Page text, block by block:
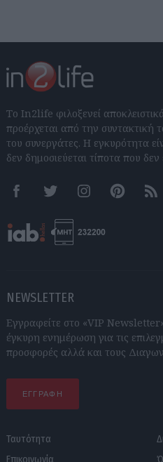
Το In2life φιλοξενεί
προέρχεται από την συντακτική
του συνεργάτες. Η εγκυρότητα
δεν δημοσιεύεται τίποτα που δεν
FacebookTwitter InstagramPinterest
NEWSLETTER
Εγγραφείτε στο «VIP
έγκυρη ενημέρωση για τις
προσφορές αλλά και τους
ΕΓΓΡΑΦΗ
Ταυτότητα